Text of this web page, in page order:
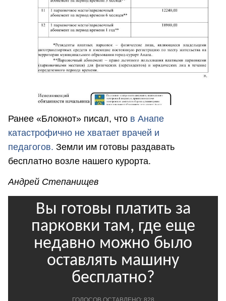
Ранее «Блокнот» писал, что в Анапе
катастрофично не хватает врачей и
педагогов. Земли им готовы раздавать
бесплатно возле нашего курорта.
Андрей Степанищев